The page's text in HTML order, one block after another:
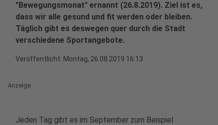
"Bewegungsmonat" ernannt (26.8.2019). Ziel ist es,
dass wir alle gesund und fit werden oder bleiben.
Täglich gibt es deswegen quer durch die Stadt
verschiedene Sportangebote.
Veröffentlicht: Montag, 26.08.2019 16:13
Anzeige
Jeden Tag gibt es im September zum Beispiel